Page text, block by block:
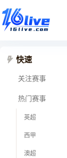
快速
关注赛事
热门赛事
英超
西甲
澳超